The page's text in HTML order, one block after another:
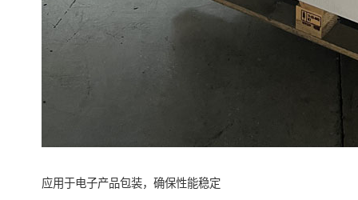
应用于电子产品包装，确保性能稳定